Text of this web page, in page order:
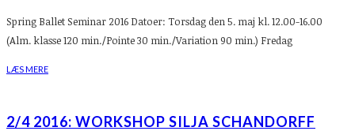
Spring Ballet Seminar 2016 Datoer: Torsdag den 5. maj kl. 12.00-16.00
(Alm. klasse 120 min./Pointe 30 min./Variation 90 min.) Fredag
LÆS MERE
2/4 2016: WORKSHOP SILJA SCHANDORFF